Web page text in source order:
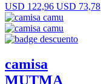
USD 122,96 USD 73,78
camisa
MUTMA